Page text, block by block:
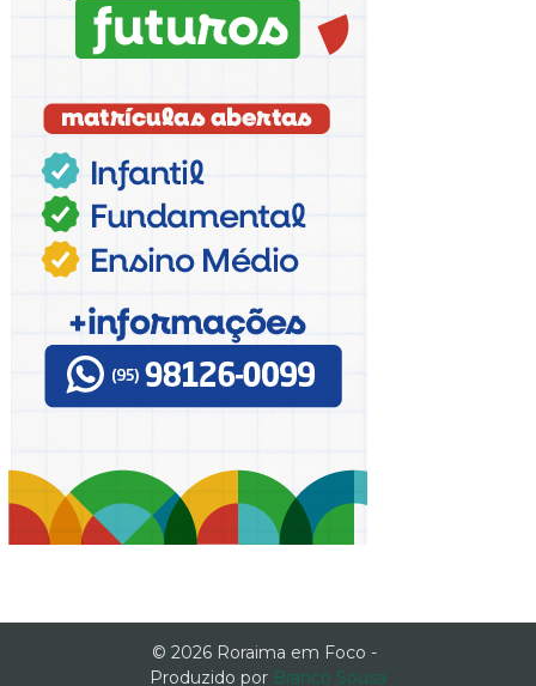
© 2026 Roraima em Foco -
Produzido por Branco Sousa